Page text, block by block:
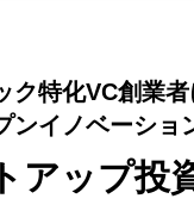
ク特化VC創業
ンイノベーショ
アップ投